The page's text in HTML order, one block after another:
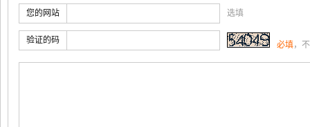
您的网站 选填
验证的码 必填，